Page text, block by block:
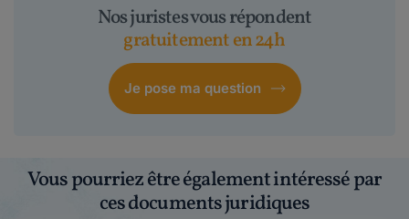
Nos juristes vous répondent
gratuitement en 24h
Je pose ma question
Vous pourriez être également intéressé par
ces documents juridiques